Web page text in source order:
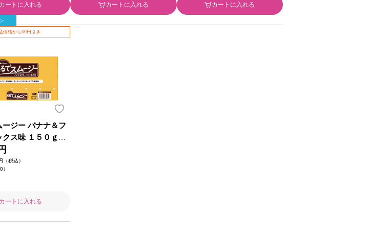
カートに入れる カートに入れる カートに入れる
価格から60円引き
ージー バナナ＆フ
ス味 １５０ｇパ
ウスウェルネスフ
税込）
）
カートに入れる